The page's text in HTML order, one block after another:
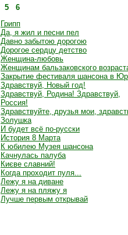
5
6
Грипп
Да, я жил и песни пел
Давно забытою дорогою
Дорогое сердцу детство
Женщина-любовь
Женщинам бальзаковского
Закрытие фестиваля шансона в
Здравствуй, Новый год!
Здравствуй, Родина! Здравствуй,
Россия!
Здравствуйте, друзья мои,
Золушка
И будет всё по-русски
История 8 Марта
К юбилею Музея шансона
Качнулась палуба
Києве славний!
Когда проходит пуля...
Лежу я на диване
Лежу я на пляжу я
Лучше первым открывай